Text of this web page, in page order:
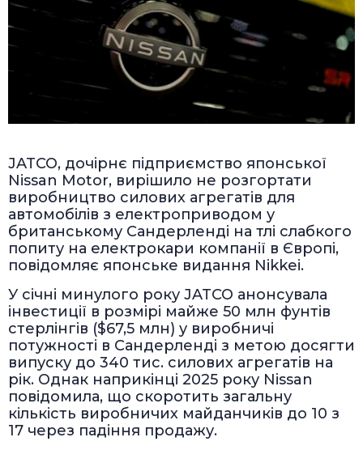
JATCO, дочірнє підприємство японської
Nissan Motor, вирішило не розгортати
виробництво силових агрегатів для
автомобілів з електроприводом у
британському Сандерленді на тлі слабкого
попиту на електрокари компанії в Європі,
повідомляє японське видання Nikkei.
У січні минулого року JATCO анонсувала
інвестиції в розмірі майже 50 млн фунтів
стерлінгів ($67,5 млн) у виробничі
потужності в Сандерленді з метою досягти
випуску до 340 тис. силових агрегатів на
рік. Однак наприкінці 2025 року Nissan
повідомила, що скоротить загальну
кількість виробничих майданчиків до 10 з
17 через падіння продажу.